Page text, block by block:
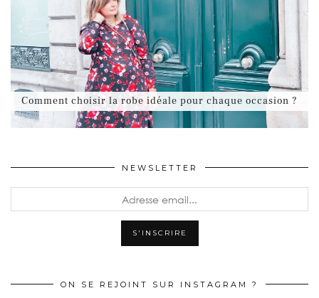
Comment choisir la robe idéale pour chaque occasion ?
NEWSLETTER
ON SE REJOINT SUR INSTAGRAM ?